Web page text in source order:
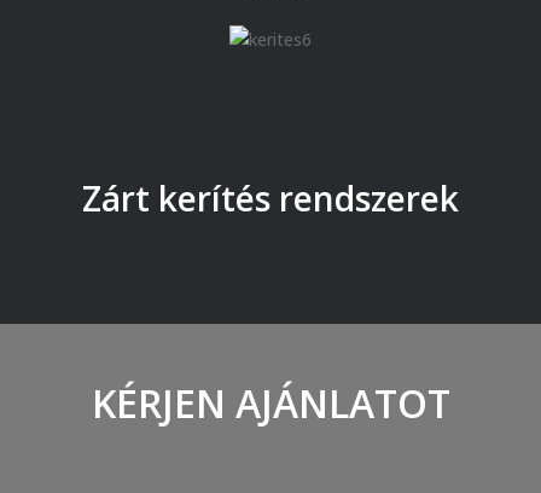
Zárt kerítés rendszerek
KÉRJEN AJÁNLATOT